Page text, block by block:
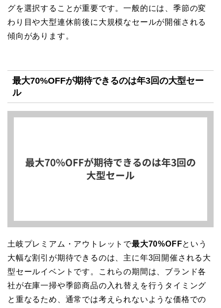
グを選択することが重要です。一般的には、季節の変
わり目や大型連休前後に大規模なセールが開催される
傾向があります。
最大70%OFFが期待できるのは年3回の大型セー
ル
土岐プレミアム・アウトレットで最大70%OFFという
大幅な割引が期待できるのは、主に年3回開催される大
型セールイベントです。これらの期間は、ブランド各
社が在庫一掃や季節商品の入れ替えを行うタイミング
と重なるため、通常では考えられないような価格での